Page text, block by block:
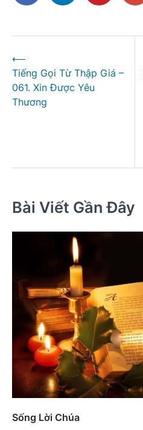
hướng
bài
viết
⟵
Tiếng Gọi Từ Thập Giá –
061. Xin Được Yêu
Thương
Bài Viết Gần Đây
Sống Lời Chúa